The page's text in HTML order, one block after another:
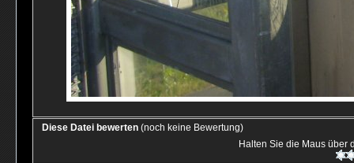
Diese Datei bewerten (noch keine Bewertung)
Halten Sie die Maus über